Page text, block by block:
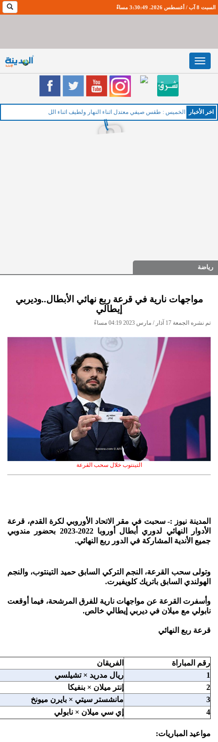
السبت 8 آب / أغسطس 2026. 3:30:49 مساءً
Toggle
navigation
اخر اﻷخبار الخميس : طقس صيفي معتدل اثناء النهار ولطيف اثناء الليل
رياضة
مواجهات نارية في قرعة ربع نهائي الأبطال..وديربي
إيطالي
تم نشره الجمعة 17 آذار / مارس 2023 04:19 مساءً
التينتوب خلال سحب القرعة
المدينة نيوز :- سحبت في مقر الاتحاد الأوروبي لكرة القدم، قرعة
الأدوار النهائي لدوري أبطال أوروبا 2022-2023 بحضور مندوبي
جميع الأندية المشاركة في الدور ربع النهائي.
وتولى سحب القرعة، النجم التركي السابق حميد التينتوب، والنجم
الهولندي السابق باتريك كلويفيرت.
وأسفرت القرعة عن مواجهات نارية للفرق المرشحة، فيما أوقعت
نابولي مع ميلان في ديربي إيطالي خالص.
قرعة ربع النهائي
رقم المباراة
الفريقان
1
ريال مدريد × تشيلسي
2
إنتر ميلان × بنفيكا
3
مانشستر سيتي × بايرن ميونخ
4
إي سي ميلان × نابولي
مواعيد المباريات: